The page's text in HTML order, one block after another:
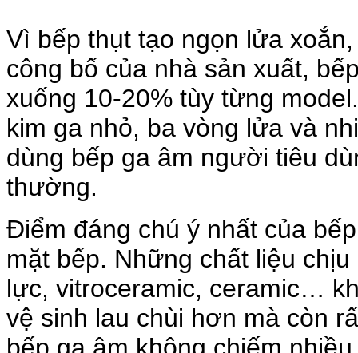
Vì bếp thụt tạo ngọn lửa
công bố của nhà sản xuất,
xuống 10-20% tùy từng
kim ga nhỏ, ba vòng lửa và
dùng bếp ga âm người tiêu
thường.
Điểm đáng chú ý nhất của
mặt bếp. Những chất liệu
lực, vitroceramic, ceramic…
vệ sinh lau chùi hơn mà còn